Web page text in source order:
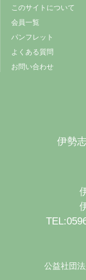
このサイトについて
会員一覧
パンフレット
よくある質問
お問い合わせ
伊勢
公益社団